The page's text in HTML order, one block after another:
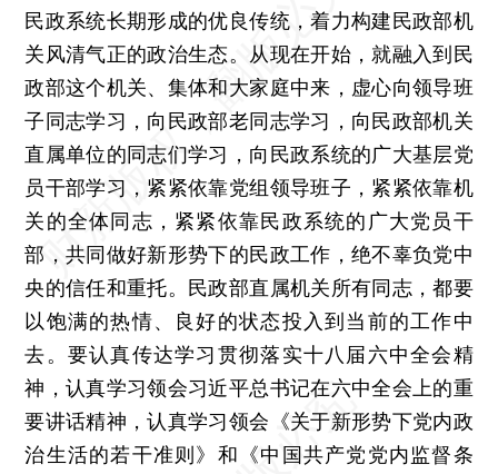
民政系统长期形成的优良传统，着力构建民政部机
关风清气正的政治生态。从现在开始，就融入到民
政部这个机关、集体和大家庭中来，虚心向领导班
子同志学习，向民政部老同志学习，向民政部机关
直属单位的同志们学习，向民政系统的广大基层党
员干部学习，紧紧依靠党组领导班子，紧紧依靠机
关的全体同志，紧紧依靠民政系统的广大党员干
部，共同做好新形势下的民政工作，绝不辜负党中
央的信任和重托。民政部直属机关所有同志，都要
以饱满的热情、良好的状态投入到当前的工作中
去。要认真传达学习贯彻落实十八届六中全会精
神，认真学习领会习近平总书记在六中全会上的重
要讲话精神，认真学习领会《关于新形势下党内政
治生活的若干准则》和《中国共产党党内监督条